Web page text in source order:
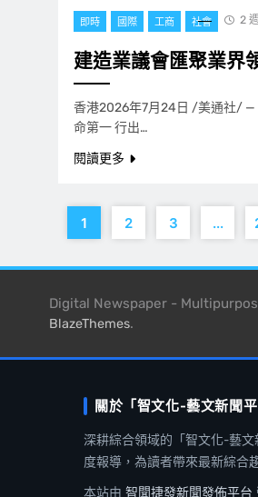
即時 國際 工商 社會 2
建造業議會匯聚業界
香港2026年7月24日 /美通社/ —
命第一 行出…
閱讀更多
1 2 3 ...
Digital Newspaper -
BlazeThemes.
關於「智文化-藝文新聞平
深耕綜合領域的「智文化-藝
度報導，為讀者帶來最新綜合
本站由 智聞捷發新聞發佈平台